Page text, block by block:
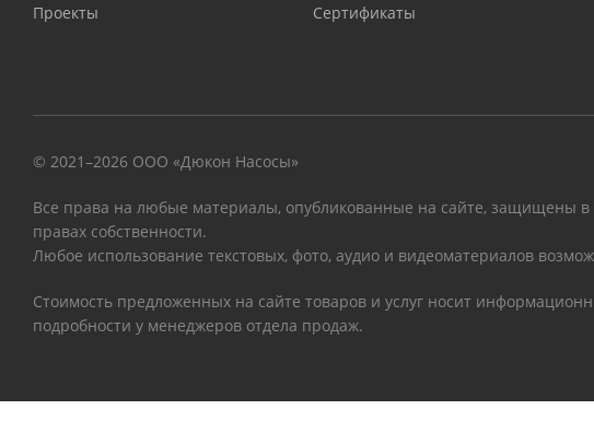
Проекты
Сертификаты
© 2021–2026 ООО «Дюкон Насосы»
Все права на любые материалы, опубликованные на сайте, защищены в
правах собственности.
Любое использование текстовых, фото, аудио и видеоматериалов
Стоимость предложенных на сайте товаров и услуг носит
подробности у менеджеров отдела продаж.